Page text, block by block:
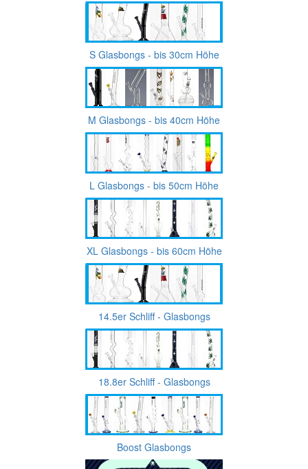
S Glasbongs - bis 30cm Höhe
M Glasbongs - bis 40cm Höhe
L Glasbongs - bis 50cm Höhe
XL Glasbongs - bis 60cm Höhe
14.5er Schliff - Glasbongs
18.8er Schliff - Glasbongs
Boost Glasbongs